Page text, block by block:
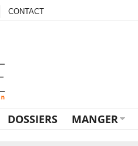
CONTACT
DOSSIERS MANGER